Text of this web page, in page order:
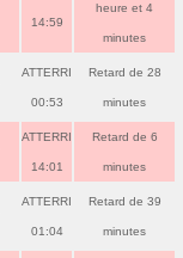
14:59
heure et 4
minutes
ATTERRI
00:53
Retard de 28
minutes
ATTERRI
14:01
Retard de 6
minutes
ATTERRI
01:04
Retard de 39
minutes